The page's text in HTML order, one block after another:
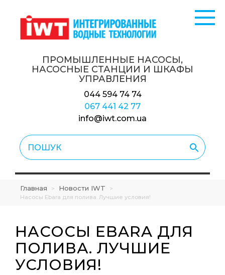
ПРОМЫШЛЕННЫЕ НАСОСЫ,
НАСОСНЫЕ СТАНЦИИ И ШКАФЫ
УПРАВЛЕНИЯ
044 594 74 74
067 441 42 77
info@iwt.com.ua
Главная > Новости IWT
>
Насосы Ebara для полива. Лучшие условия!
НАСОСЫ EBARA ДЛЯ
ПОЛИВА. ЛУЧШИЕ
УСЛОВИЯ!